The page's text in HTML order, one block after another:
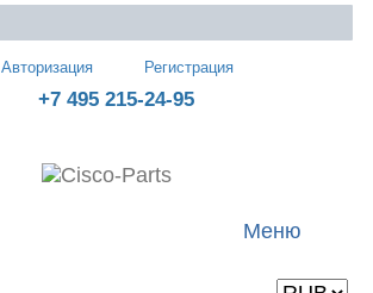
Авторизация Регистрация
+7 495 215-24-95
Меню